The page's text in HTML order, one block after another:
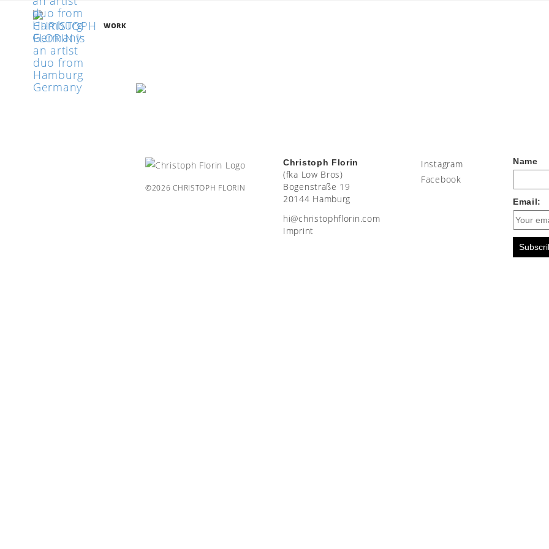
WORK
©2026 CHRISTOPH FLORIN
Christoph Florin
(fka Low Bros)
Bogenstraße 19
20144 Hamburg
moc.nirolfhpotsirhc@ih
Imprint
Instagram
Facebook
Name
Email: